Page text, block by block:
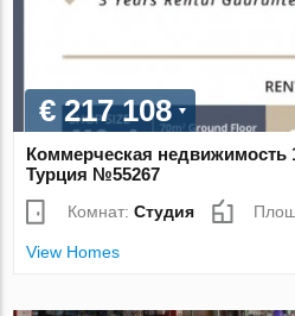
€ 217 108
Коммерческая недвижимость
Турция №55267
Комнат:Студия
View Homes